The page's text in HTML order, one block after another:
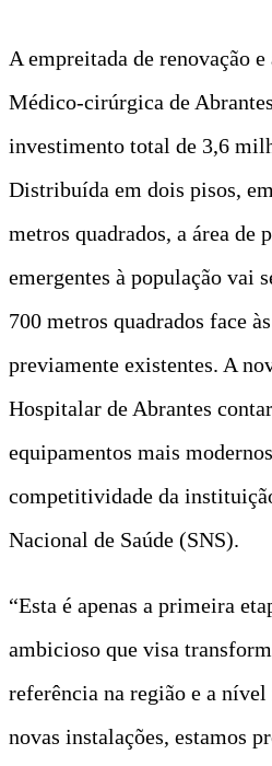
A empreitada de renovação
Médico-cirúrgica de
investimento total de 3,6
Distribuída em dois pisos,
metros quadrados, a área de
emergentes à população vai
700 metros quadrados face
previamente existentes. A
Hospitalar de Abrantes
equipamentos mais
competitividade da
Nacional de Saúde (SNS).
“Esta é apenas a primeira
ambicioso que visa
referência na região e a
novas instalações, estamos